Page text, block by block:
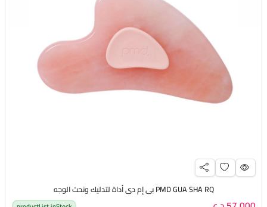
PMD GUA SHA RQ بي إم دي أداة لتدليك ونحت الوجه